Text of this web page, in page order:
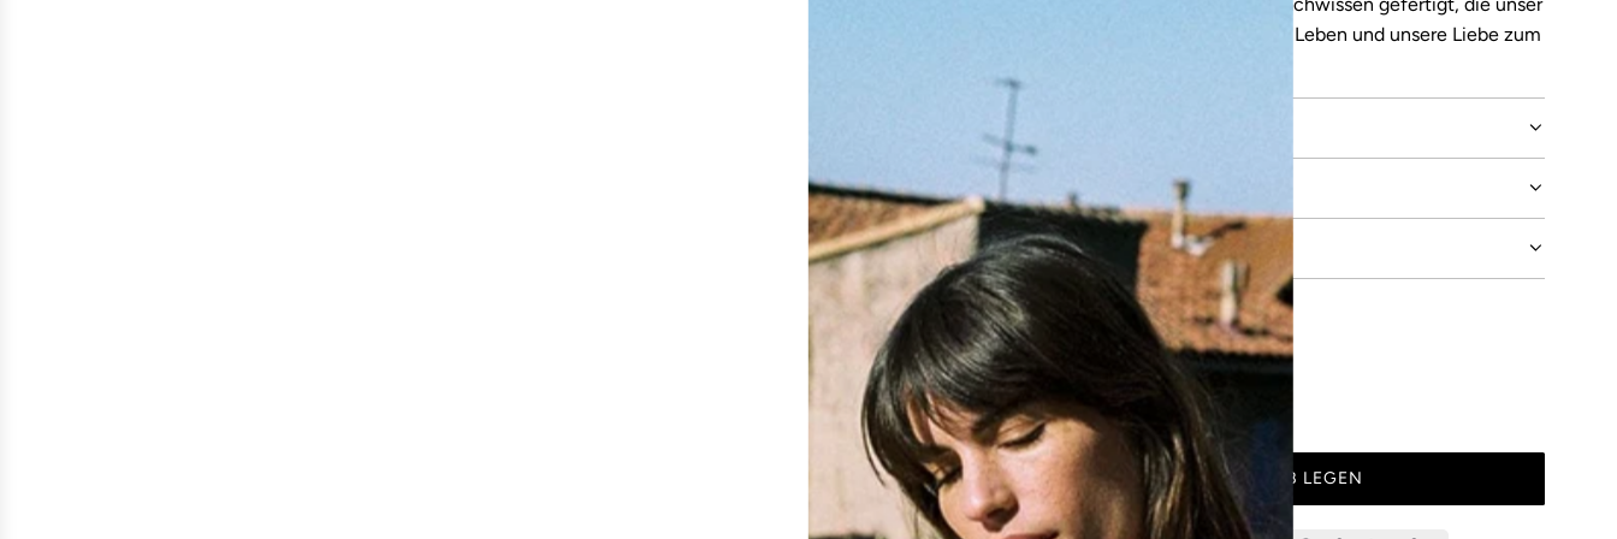
Engagement für ein verantwortungsvolles Leben und unsere Liebe zum
KLEIDERPFLEGE
MORPHOLOGISCHE BERATUNG
MENGE
IN DEN WARENKORB LEGEN
A